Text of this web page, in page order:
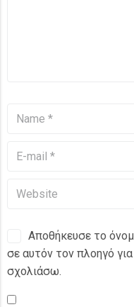
Αποθήκευσε το
σε αυτόν τον πλοηγό
σχολιάσω.